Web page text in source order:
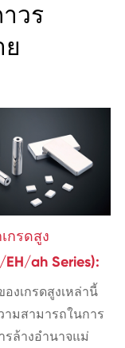
วร
กรดสูง
EH/ah Series):
งเกรดสูงเหล่านี้
ามสามารถในการ
รล้างอำนาจแม่